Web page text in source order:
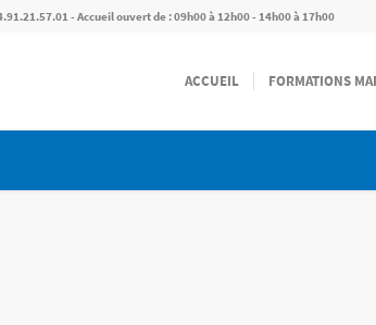
- Accueil ouvert de : 09h00 à 12h00 - 14h00 à 17h00
ACCUEIL FORMATIONS